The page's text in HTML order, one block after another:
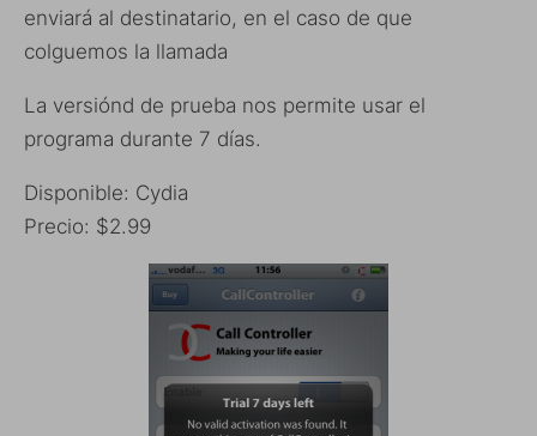
enviará al destinatario, en el caso de que
colguemos la llamada
La versiónd de prueba nos permite usar el
programa durante 7 días.
Disponible: Cydia
Precio: $2.99